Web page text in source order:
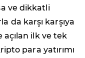
ve dikkatli
da karşı karşıya
açılan ilk ve tek
para yatırımı